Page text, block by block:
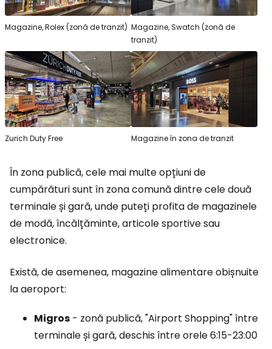
Magazine, Rolex (zonă de tranzit) Magazine, Swatch (zonă de
tranzit)
Zurich Duty Free Magazine în zona de tranzit
În zona publică, cele mai multe opțiuni de
cumpărături sunt în zona comună dintre cele două
terminale și gară, unde puteți profita de magazinele
de modă, încălțăminte, articole sportive sau
electronice.
Există, de asemenea, magazine alimentare obișnuite
la aeroport:
Migros - zonă publică, "Airport Shopping" între
terminale și gară, deschis între orele 6:15-23:00